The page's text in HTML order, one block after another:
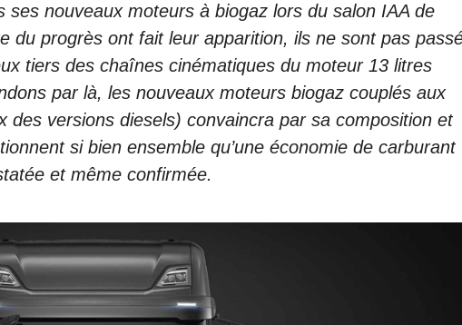
nouveaux moteurs à biogaz lors du salon IAA de
du progrès ont fait leur apparition, ils ne sont pas
tiers des chaînes cinématiques du moteur 13 litres
par là, les nouveaux moteurs biogaz couplés aux
versions diesels) convaincra par sa composition et
si bien ensemble qu’une économie de carburant
et même confirmée.